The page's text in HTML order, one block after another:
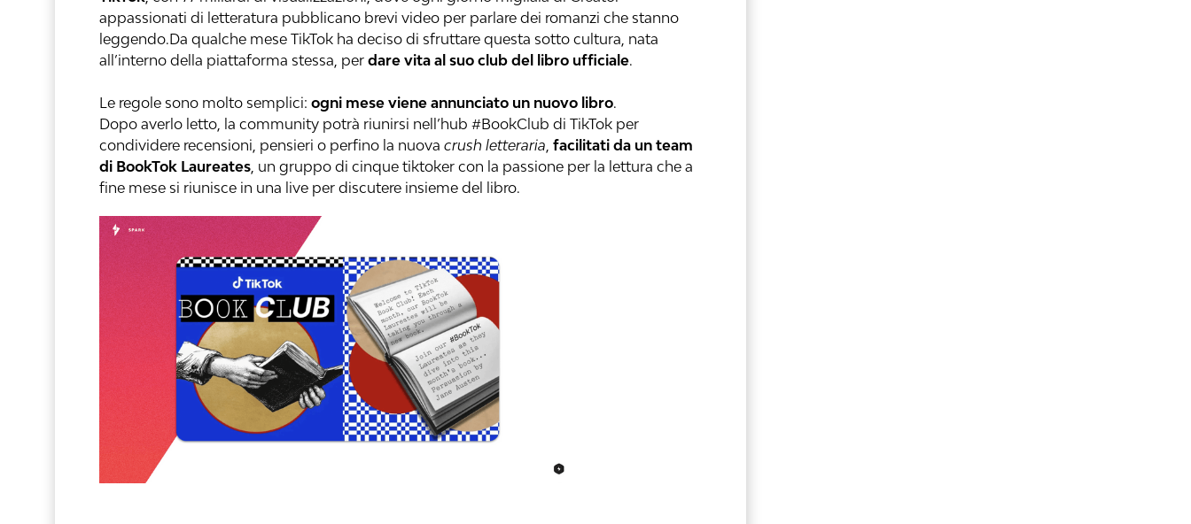
appassionati di letteratura pubblicano brevi video per parlare dei romanzi che stanno
leggendo.Da qualche mese TikTok ha deciso di sfruttare questa sotto cultura, nata
all’interno della piattaforma stessa, per dare vita al suo club del libro ufficiale.
Le regole sono molto semplici: ogni mese viene annunciato un nuovo libro.
Dopo averlo letto, la community potrà riunirsi nell’hub #BookClub di TikTok per
condividere recensioni, pensieri o perfino la nuova crush letteraria, facilitati da un team
di BookTok Laureates, un gruppo di cinque tiktoker con la passione per la lettura che a
fine mese si riunisce in una live per discutere insieme del libro.